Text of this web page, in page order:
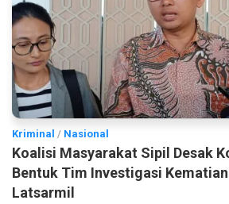
Kriminal / Nasional
Koalisi Masyarakat Sipil Desak
Bentuk Tim Investigasi
Latsarmil